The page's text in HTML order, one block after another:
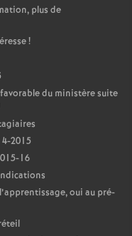
plus de
!
du ministère suite
2015
16
oui au pré-